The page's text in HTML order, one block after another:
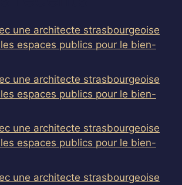
une architecte strasbourgeoise
espaces publics pour le bien-
une architecte strasbourgeoise
espaces publics pour le bien-
une architecte strasbourgeoise
espaces publics pour le bien-
une architecte strasbourgeoise